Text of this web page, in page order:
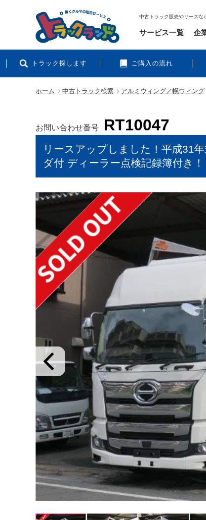
中古トラック販売やリースな
トラック探します ご購入の流れ
サービス一覧 企
ホーム 中古トラック検索 アルミウィング／幌ウィング
お問い合わせ番号 RT10047
リースアップしました！平成31
ダ付 ディーラー点検記録簿付き！